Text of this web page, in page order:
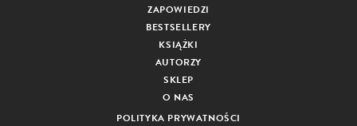
ZAPOWIEDZI
BESTSELLERY
KSIĄŻKI
AUTORZY
SKLEP
O NAS
POLITYKA PRYWATNOŚCI